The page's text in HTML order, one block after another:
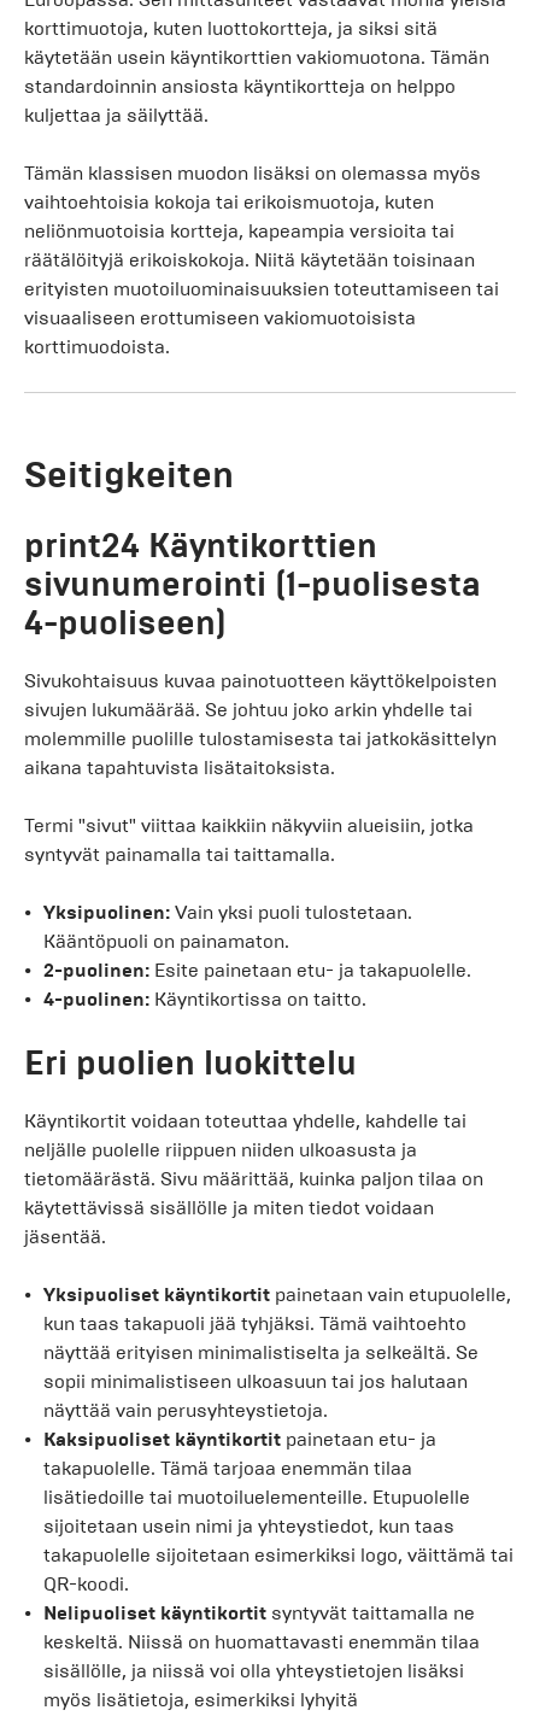
korttimuotoja, kuten luottokortteja, ja siksi sitä
käytetään usein käyntikorttien vakiomuotona. Tämän
standardoinnin ansiosta käyntikortteja on helppo
kuljettaa ja säilyttää.
Tämän klassisen muodon lisäksi on olemassa myös
vaihtoehtoisia kokoja tai erikoismuotoja, kuten
neliönmuotoisia kortteja, kapeampia versioita tai
räätälöityjä erikoiskokoja. Niitä käytetään toisinaan
erityisten muotoiluominaisuuksien toteuttamiseen tai
visuaaliseen erottumiseen vakiomuotoisista
korttimuodoista.
Seitigkeiten
print24 Käyntikorttien
sivunumerointi (1-puolisesta
4-puoliseen)
Sivukohtaisuus kuvaa painotuotteen käyttökelpoisten
sivujen lukumäärää. Se johtuu joko arkin yhdelle tai
molemmille puolille tulostamisesta tai jatkokäsittelyn
aikana tapahtuvista lisätaitoksista.
Termi "sivut" viittaa kaikkiin näkyviin alueisiin, jotka
syntyvät painamalla tai taittamalla.
Yksipuolinen: Vain yksi puoli tulostetaan.
Kääntöpuoli on painamaton.
2-puolinen: Esite painetaan etu- ja takapuolelle.
4-puolinen: Käyntikortissa on taitto.
Eri puolien luokittelu
Käyntikortit voidaan toteuttaa yhdelle, kahdelle tai
neljälle puolelle riippuen niiden ulkoasusta ja
tietomäärästä. Sivu määrittää, kuinka paljon tilaa on
käytettävissä sisällölle ja miten tiedot voidaan
jäsentää.
Yksipuoliset käyntikortit painetaan vain etupuolelle,
kun taas takapuoli jää tyhjäksi. Tämä vaihtoehto
näyttää erityisen minimalistiselta ja selkeältä. Se
sopii minimalistiseen ulkoasuun tai jos halutaan
näyttää vain perusyhteystietoja.
Kaksipuoliset käyntikortit painetaan etu- ja
takapuolelle. Tämä tarjoaa enemmän tilaa
lisätiedoille tai muotoiluelementeille. Etupuolelle
sijoitetaan usein nimi ja yhteystiedot, kun taas
takapuolelle sijoitetaan esimerkiksi logo, väittämä tai
QR-koodi.
Nelipuoliset käyntikortit syntyvät taittamalla ne
keskeltä. Niissä on huomattavasti enemmän tilaa
sisällölle, ja niissä voi olla yhteystietojen lisäksi
myös lisätietoja, esimerkiksi lyhyitä